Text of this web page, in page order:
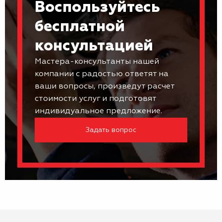
Воспользуйтесь
бесплатной
консультацией
Мастера-консультанты нашей
компании с радостью ответят на
ваши вопросы, произведут расчет
стоимости услуг и подготовят
индивидуальное предложение.
Задать вопрос